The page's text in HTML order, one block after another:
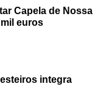
Capela de Nossa
euros
integra